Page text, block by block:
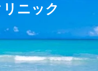
ニック